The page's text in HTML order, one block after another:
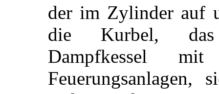
der im Zylinder auf
die Kurbel, das
Dampfkessel
Feuerungsanlagen,